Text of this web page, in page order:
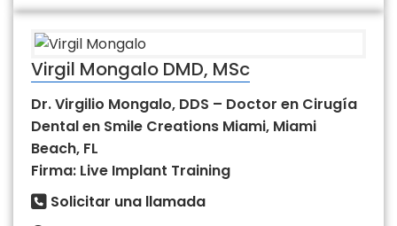
Virgil Mongalo DMD, MSc
Dr. Virgilio Mongalo, DDS – Doctor en Cirugía
Dental en Smile Creations Miami, Miami
Beach, FL
Firma: Live Implant Training
Solicitar una llamada